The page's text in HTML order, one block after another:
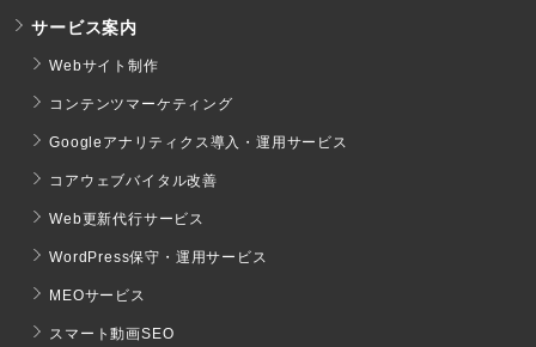
サービス案内
Webサイト制作
コンテンツマーケティング
Googleアナリティクス導入・運用サービス
コアウェブバイタル改善
Web更新代行サービス
WordPress保守・運用サービス
MEOサービス
スマート動画SEO